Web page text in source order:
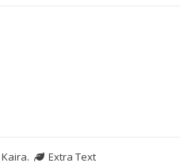
Kaira. Extra Text